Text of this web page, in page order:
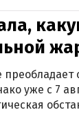
уже с 7